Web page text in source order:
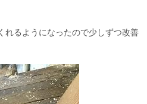
れるようになったので少しずつ改善